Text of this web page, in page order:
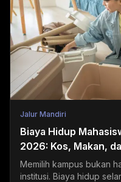
Jalur Mandiri
Biaya Hidup
2026: Kos, Makan,
Memilih kampus bukan
institusi. Biaya hidup